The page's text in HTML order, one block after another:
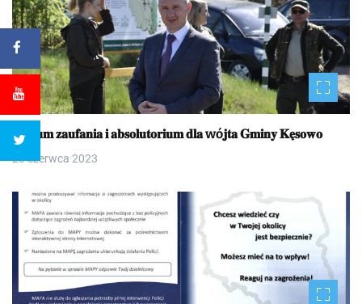
𝐖𝐨𝐭𝐮𝐦 𝐳𝐚𝐮𝐟𝐚𝐧𝐢𝐚 𝐢 𝐚𝐛𝐬𝐨𝐥𝐮𝐭𝐨𝐫𝐢𝐮𝐦 𝐝𝐥𝐚 wó𝐣𝐭𝐚 𝐆𝐦𝐢𝐧𝐲 𝐊𝐞̨𝐬𝐨𝐰𝐨
23 czerwca 2023